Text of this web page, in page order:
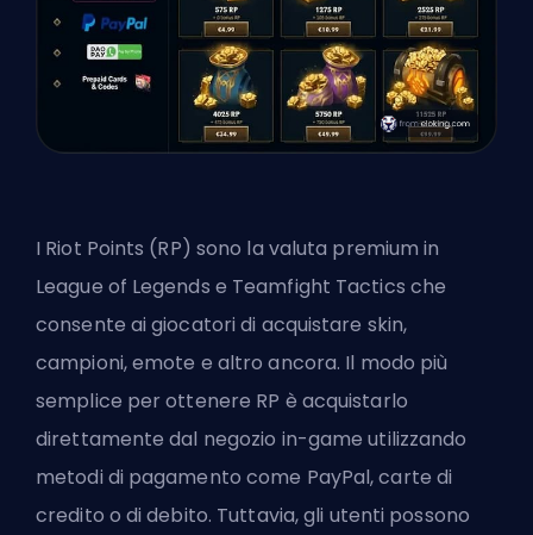
I Riot Points (RP) sono la valuta premium in
League of Legends e Teamfight Tactics che
consente ai giocatori di acquistare skin,
campioni, emote e altro ancora. Il modo più
semplice per ottenere RP è acquistarlo
direttamente dal negozio in-game utilizzando
metodi di pagamento come PayPal, carte di
credito o di debito. Tuttavia, gli utenti possono